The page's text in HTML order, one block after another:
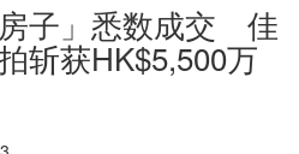
子」悉数成交 佳
斩获HK$5,500万